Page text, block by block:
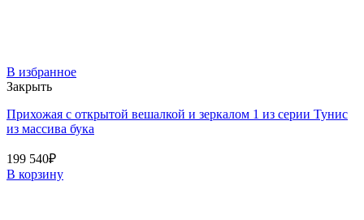
В избранное
Закрыть
Прихожая с открытой вешалкой и зеркалом 1 из серии Тунис
из массива бука
199 540₽
В корзину